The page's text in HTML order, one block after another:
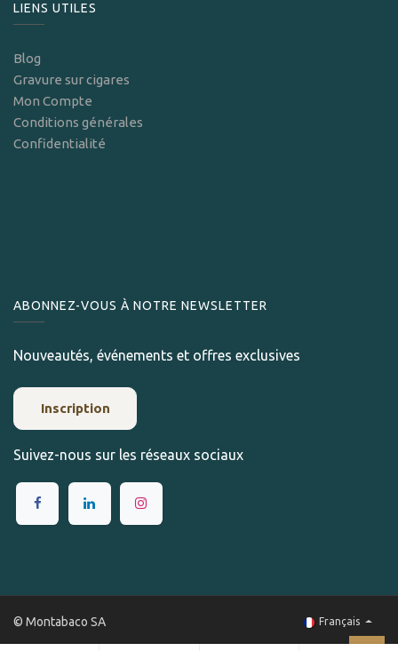
LIENS UTILES
Blog
Gravure sur cigares
Mon Compte
Conditions générales
Confidentialité
ABONNEZ-VOUS À NOTRE NEWSLETTER
Nouveautés, événements et offres exclusives
Inscription
Suivez-nous sur les réseaux sociaux
© Montabaco SA Français